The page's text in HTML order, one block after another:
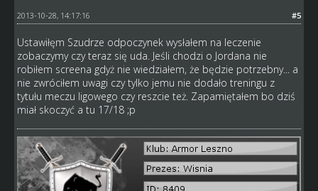
#5
2013-10-28, 14:17:16
Ustawiłęm Szudrze odpoczynek wysłałem na leczenie
zobaczymy czy teraz się uda. Jeśli chodzi o Jordana nie
robiłem screena gdyż nie wiedziałem, że będzie potrzebny... a
nie zwróciłem uwagi czy tylko jemu nie dodało treningu z
tytułu meczu ligowego czy reszcie też. Zapamiętałem bo dziś
miał skoczyć a tu 17/18 ;p